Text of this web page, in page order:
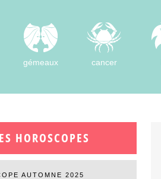
gémeaux cancer
HOROSCOPES
AUTOMNE 2025